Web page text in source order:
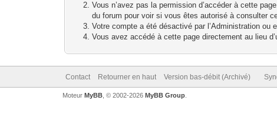
Vous n’avez pas la permission d’accéder à cette
du forum pour voir si vous êtes autorisé à consulter
Votre compte a été désactivé par l’Administration ou
Vous avez accédé à cette page directement au lieu
Contact Retourner en haut Version bas-débit (Archivé)
Moteur MyBB, © 2002-2026 MyBB Group.